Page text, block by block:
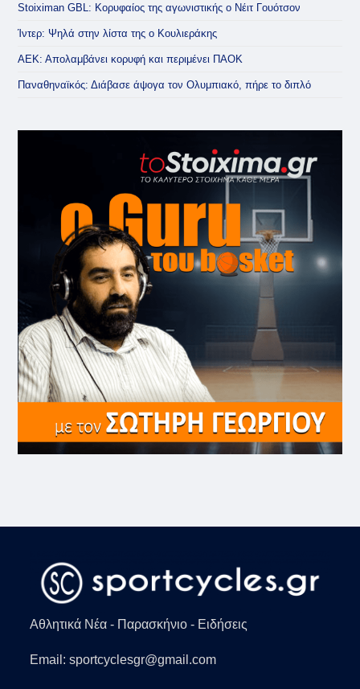
Stoiximan GBL: Κορυφαίος της αγωνιστικής ο Νέιτ Γουότσον
Ίντερ: Ψηλά στην λίστα της ο Κουλιεράκης
ΑΕΚ: Απολαμβάνει κορυφή και περιμένει ΠΑΟΚ
Παναθηναϊκός: Διάβασε άψογα τον Ολυμπιακό, πήρε το διπλό
Αθλητικά Νέα - Παρασκήνιο - Ειδήσεις
Email: sportcyclesgr@gmail.com